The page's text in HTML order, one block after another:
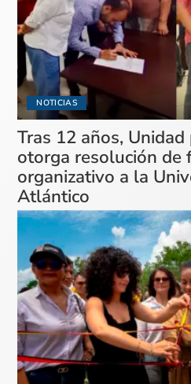
NOTICIAS
Tras 12 años,
otorga resolución de
organizativo a la
Atlántico